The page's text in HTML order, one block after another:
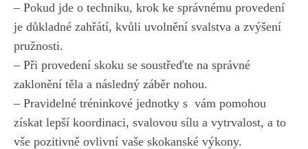
– Pokud jde o techniku, krok⁢ ke‍ správnému provedení
je důkladné zahřátí, kvůli uvolnění⁤ svalstva a zvýšení
pružnosti.
– Při​ provedení skoku se soustřeďte na správné
zaklonění‍ těla‌ a následný⁢ záběr nohou.
– Pravidelné tréninkové jednotky s ⁣ vám pomohou
získat lepší koordinaci, svalovou sílu a vytrvalost, a to
vše pozitivně ovlivní vaše skokanské výkony.